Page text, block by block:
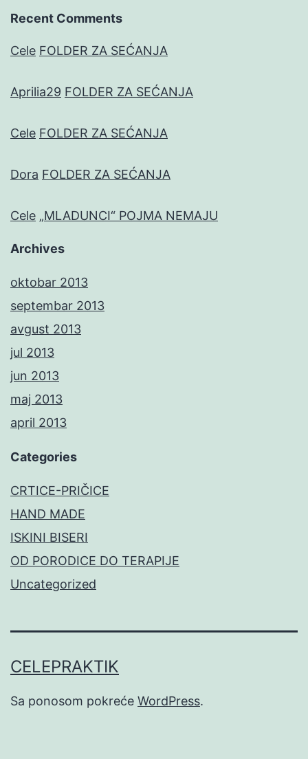
Recent Comments
Cele FOLDER ZA SEĆANJA
Aprilia29 FOLDER ZA SEĆANJA
Cele FOLDER ZA SEĆANJA
Dora FOLDER ZA SEĆANJA
Cele „MLADUNCI“ POJMA NEMAJU
Archives
oktobar 2013
septembar 2013
avgust 2013
jul 2013
jun 2013
maj 2013
april 2013
Categories
CRTICE-PRIČICE
HAND MADE
ISKINI BISERI
OD PORODICE DO TERAPIJE
Uncategorized
CELEPRAKTIK
Sa ponosom pokreće WordPress.